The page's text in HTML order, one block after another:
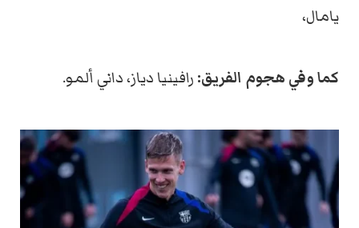
يامال،
كما وفي هجوم الفريق: رافينيا دياز، داني ألمو.